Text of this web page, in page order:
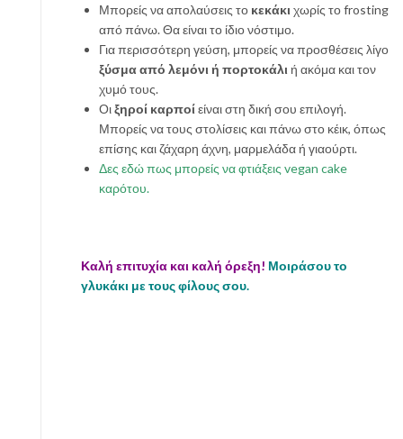
Μπορείς να απολαύσεις το κεκάκι χωρίς το frosting
από πάνω. Θα είναι το ίδιο νόστιμο.
Για περισσότερη γεύση, μπορείς να προσθέσεις λίγο
ξύσμα από λεμόνι ή πορτοκάλι ή ακόμα και τον
χυμό τους.
Οιξηροί καρποίείναι στη δική σου επιλογή.
Μπορείς να τους στολίσεις και πάνω στο κέικ, όπως
επίσης και ζάχαρη άχνη, μαρμελάδα ή γιαούρτι.
Δες εδώ πως μπορείς να φτιάξεις vegan cake
καρότου.
Καλή επιτυχία και καλή όρεξη! Μοιράσου το
γλυκάκι με τους φίλους σου.